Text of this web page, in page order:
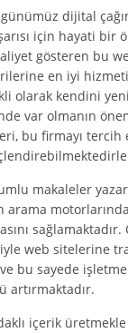
günümüz dijital
için hayati bir
gösteren bu
en iyi
olarak kendini
var olmanın
bu firmayı tercih
makaleler
arama
web sitelerine
bu sayede
artırmaktadır.
içerik